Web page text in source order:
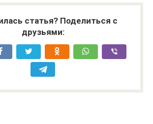
статья? Поделиться с
друзьями: